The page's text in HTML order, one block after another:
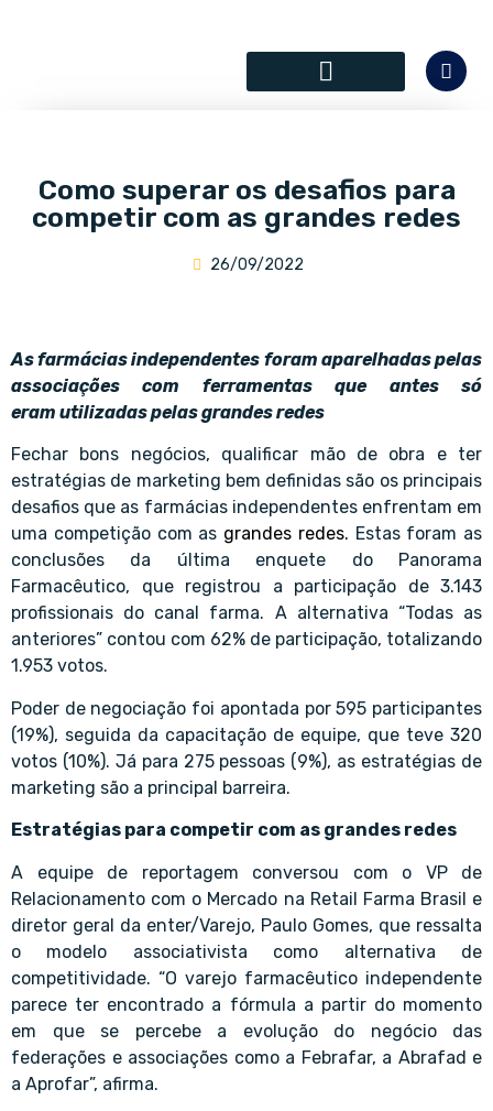
Como superar os desafios para
competir com as grandes redes
26/09/2022
As farmácias independentes foram aparelhadas pelas
associações com ferramentas que antes só
eram utilizadas pelas grandes redes
Fechar bons negócios, qualificar mão de obra e ter
estratégias de marketing bem definidas são os principais
desafios que as farmácias independentes enfrentam em
uma competição com as grandes redes. Estas foram as
conclusões da última enquete do Panorama
Farmacêutico,
que registrou a participação de 3.143
profissionais do canal farma. A alternativa “Todas as
anteriores” contou com 62% de participação, totalizando
1.953 votos.
Poder de negociação foi apontada por 595 participantes
(19%), seguida da capacitação de equipe, que teve 320
votos (10%). Já para 275 pessoas (9%), as estratégias de
marketing são a principal barreira.
Estratégias para competir com as grandes redes
A equipe de reportagem conversou com o VP de
Relacionamento com o Mercado na Retail Farma Brasil e
diretor geral da enter/Varejo, Paulo Gomes, que ressalta
o modelo associativista como alternativa de
competitividade. “O varejo farmacêutico independente
parece ter encontrado a fórmula a partir do momento
em que se percebe a evolução do negócio das
federações e associações como a Febrafar, a Abrafad e
a Aprofar”, afirma.